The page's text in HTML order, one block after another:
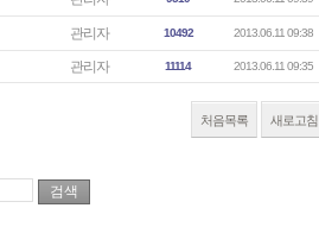
관리자 10492 2013.06.11 09:38
관리자 11114 2013.06.11 09:35
처음목록 새로고침